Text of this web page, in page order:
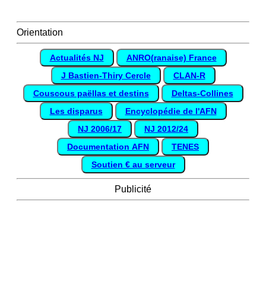
Orientation
Actualités NJ
ANRO(ranaise) France
J Bastien-Thiry Cercle
CLAN-R
Couscous paëllas et destins
Deltas-Collines
Les disparus
Encyclopédie de l'AFN
NJ 2006/17
NJ 2012/24
Documentation AFN
TENES
Soutien € au serveur
Publicité